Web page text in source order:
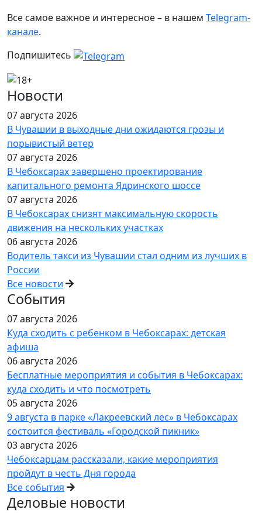
Все самое важное и интересное – в нашем Telegram-
канале.
Подпишитесь
Новости
07 августа 2026
В Чувашии в выходные дни ожидаются грозы и
порывистый ветер
07 августа 2026
В Чебоксарах завершено проектирование
капитального ремонта Ядринского шоссе
07 августа 2026
В Чебоксарах снизят максимальную скорость
движения на нескольких участках
06 августа 2026
Водитель такси из Чувашии стал одним из лучших в
России
Все новости
События
07 августа 2026
Куда сходить с ребенком в Чебоксарах: детская
афиша
06 августа 2026
Бесплатные мероприятия и события в Чебоксарах:
куда сходить и что посмотреть
05 августа 2026
9 августа в парке «Лакреевский лес» в Чебоксарах
состоится фестиваль «Городской пикник»
03 августа 2026
Чебоксарцам рассказали, какие мероприятия
пройдут в честь Дня города
Все события
Деловые новости